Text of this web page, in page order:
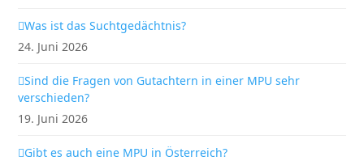
Was ist das Suchtgedächtnis?
24. Juni 2026
Sind die Fragen von Gutachtern in einer MPU sehr
verschieden?
19. Juni 2026
Gibt es auch eine MPU in Österreich?